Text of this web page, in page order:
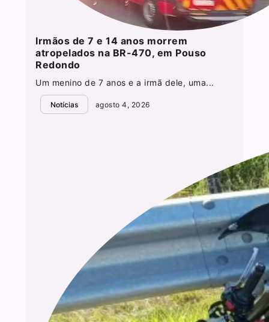
Irmãos de 7 e 14 anos morrem
atropelados na BR-470, em Pouso
Redondo
Um menino de 7 anos e a irmã dele, uma...
Notícias agosto 4, 2026